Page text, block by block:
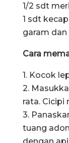
1/2 sdt
1 sdt
garam
Cara
1. Kocok
2.
rata. Cicipi
3.
tuang